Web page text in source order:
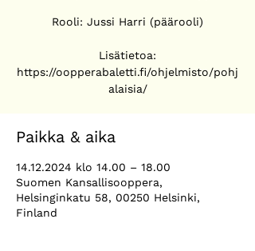
Rooli: Jussi Harri (päärooli)
Lisätietoa:
https://oopperabaletti.fi/ohjelmisto/pohj
alaisia/
Paikka & aika
14.12.2024 klo 14.00 – 18.00
Suomen Kansallisooppera,
Helsinginkatu 58, 00250 Helsinki,
Finland